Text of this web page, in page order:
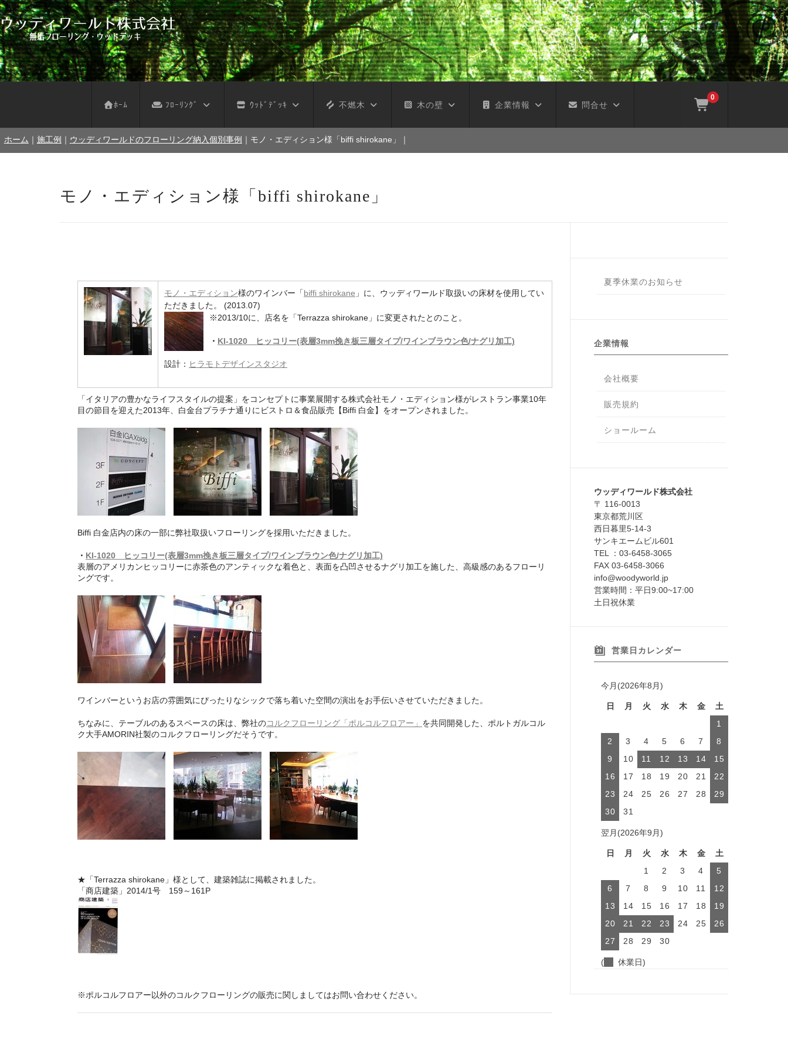
0
ﾎｰﾑ ﾌﾛｰﾘﾝｸﾞ ｳｯﾄﾞﾃﾞｯｷ
天然木注意事項
天然木お手入れ
人工木注意事項
人工木お手入れ
パネルデッキ
不燃木 木の壁 企業情報 問合せ
フローリング サンプル依頼
デッキ サンプル依頼
不燃木 サンプル依頼
木の壁 サンプル依頼
フローリング お見積り
ウッドデッキ お見積り
不燃木 お見積り
木の壁 お見積り
ホーム ｜ 施工例 ｜ ウッディワールドのフローリング納入個別事例 ｜ モノ・エディション様「biffi shirokane」 ｜
モノ・エディション様「biffi shirokane」
モノ・エディション様のワインバー「biffi shirokane 」に、ウッディワールド取扱いの床材を使用してい
ただきました。 (2013.07)
※2013/10に、店名を「Terrazza shirokane」に変更されたとのこと。
・ KI-1020 ヒッコリー(表層3mm挽き板三層タイプ/ワインブラウン色/ナグリ加工)
設計： ヒラモトデザインスタジオ
「イタリアの豊かなライフスタイルの提案」をコンセプトに事業展開する株式会社モノ・エディション様がレストラン事業10年
目の節目を迎えた2013年、白金台プラチナ通りにビストロ＆食品販売【Biffi 白金】をオープンされました。
Biffi 白金店内の床の一部に弊社取扱いフローリングを採用いただきました。
・ KI-1020 ヒッコリー(表層3mm挽き板三層タイプ/ワインブラウン色/ナグリ加工)
表層のアメリカンヒッコリーに赤茶色のアンティックな着色と、表面を凸凹させるナグリ加工を施した、高級感のあるフローリ
ングです。
ワインバーというお店の雰囲気にぴったりなシックで落ち着いた空間の演出をお手伝いさせていただきました。
ちなみに、テーブルのあるスペースの床は、弊社のコルクフローリング「ポルコルフロアー」 を共同開発した、ポルトガルコル
ク大手AMORIN社製のコルクフローリングだそうです。
★「Terrazza shirokane」様として、建築雑誌に掲載されました。
「商店建築」2014/1号 159～161P
※ポルコルフロアー以外のコルクフローリングの販売に関しましてはお問い合わせください。
夏季休業のお知らせ
企業情報
会社概要
販売規約
ショールーム
ウッディワールド株式会社
〒 116-0013
東京都荒川区
西日暮里5-14-3
サンキエームビル601
TEL ：03-6458-3065
FAX 03-6458-3066
info@woodyworld.jp
営業時間：平日9:00~17:00
土日祝休業
営業日カレンダー
今月(2026年8月)
日 月 火 水 木 金
土
1
2
3 4 5 6 7
8
9
10 11 12 13 14
15
16
17 18 19 20 21
22
23
24 25 26 27 28
29
30
31
翌月(2026年9月)
日 月 火 水 木 金
土
1
2 3 4
5
6
7 8 9 10 11
12
13
14 15 16 17 18
19
20
21 22 23 24 25
26
27
28 29 30
( 休業日)